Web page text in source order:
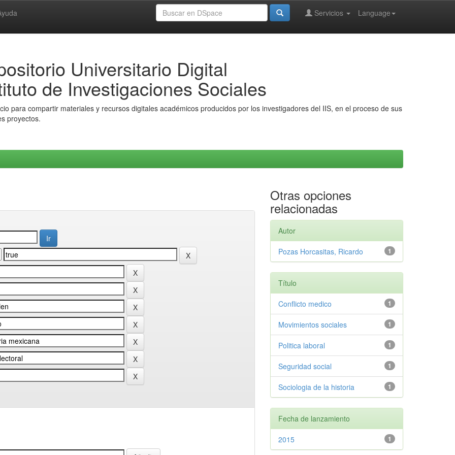
Language
Servicios
Universitario Digital
de Investigaciones Sociales
para compartir materiales y recursos digitales académicos producidos por los investigadores del IIS, en el proceso de sus
proyectos.
Otras opciones
relacionadas
Autor
1
Pozas Horcasitas, Ricardo
Título
1
Conflicto medico
1
Movimientos sociales
1
Politica laboral
1
Seguridad social
1
Sociologia de la historia
Fecha de lanzamiento
1
2015